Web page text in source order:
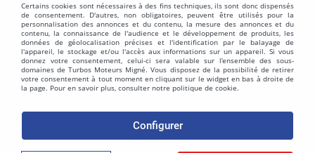
Aucune correspondance trouvée
Politique de confidentialité
Certains cookies sont nécessaires à des fins techniques, ils sont donc dispensés
de consentement. D'autres, non obligatoires, peuvent être utilisés pour la
personnalisation des annonces et du contenu, la mesure des annonces et du
contenu, la connaissance de l'audience et le développement de produits, les
données de géolocalisation précises et l'identification par le balayage de
l'appareil, le stockage et/ou l'accès aux informations sur un appareil. Si vous
donnez votre consentement, celui-ci sera valable sur l’ensemble des sous-
domaines de Turbos Moteurs Migné. Vous disposez de la possibilité de retirer
votre consentement à tout moment en cliquant sur le widget en bas à droite de
la page. Pour en savoir plus, consulter notre politique de cookie.
Configurer